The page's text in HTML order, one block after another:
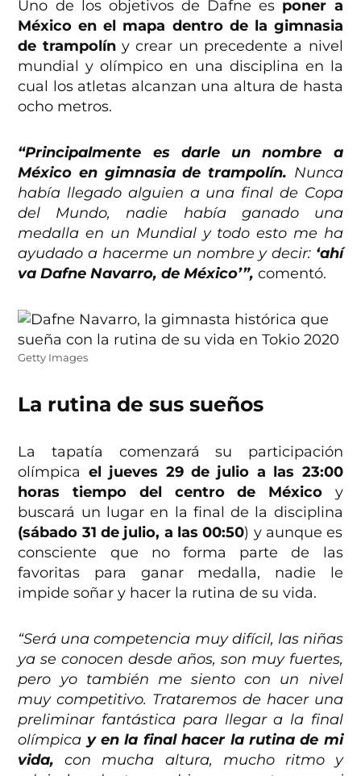
Uno de los objetivos de Dafne es poner a
México en el mapa dentro de la gimnasia
de trampolíny crear un precedente a nivel
mundial y olímpico en una disciplina en la
cual los atletas alcanzan una altura de hasta
ocho metros.
“Principalmente es darle un nombre a
México en gimnasia de trampolín. Nunca
había llegado alguien a una final de Copa
del Mundo, nadie había ganado una
medalla en un Mundial y todo esto me ha
ayudado a hacerme un nombre y decir: ‘ahí
va Dafne Navarro, de México’”,comentó.
Getty Images
La rutina de sus sueños
La tapatía comenzará su participación
olímpica el jueves 29 de julio a las 23:00
horas tiempo del centro de Méxicoy
buscará un lugar en la final de la disciplina
(sábado 31 de julio, a las 00:50) y aunque es
consciente que no forma parte de las
favoritas para ganar medalla, nadie le
impide soñar y hacer la rutina de su vida.
“Será una competencia muy difícil, las niñas
ya se conocen desde años, son muy fuertes,
pero yo también me siento con un nivel
muy competitivo. Trataremos de hacer una
preliminar fantástica para llegar a la final
olímpica y en la final hacer la rutina de mi
vida, con mucha altura, mucho ritmo y